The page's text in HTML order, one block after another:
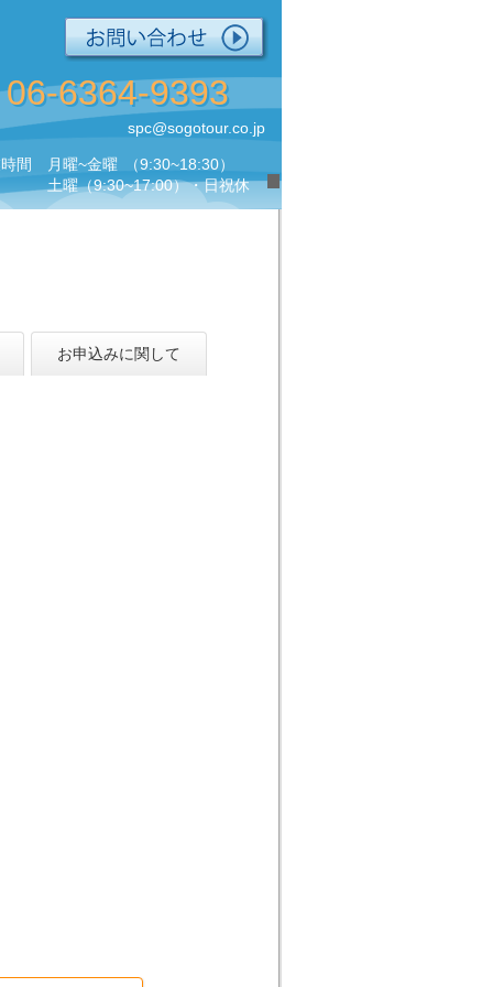
06-6364-9393
spc@sogotour.co.jp
時間 月曜~金曜
（9:30~18:30）
土曜（9:30~17:00）・日祝休
お申込みに関して